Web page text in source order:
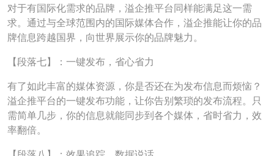
对于有国际化需求的品牌，溢企推平台同样能满足这一需
求。通过与全球范围内的国际媒体合作，溢企推能让你的品
牌信息跨越国界，向世界展示你的品牌魅力。
【段落七】：一键发布，省心省力
有了如此丰富的媒体资源，你是否还在为发布信息而烦恼？
溢企推平台的一键发布功能，让你告别繁琐的发布流程。只
需简单几步，你的信息就能同步到各个媒体，省时省力，效
率翻倍。